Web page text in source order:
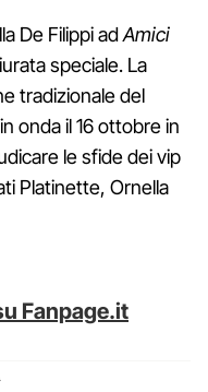
De Filippi adAmici
speciale. La
tradizionale del
onda il 16 ottobre in
le sfide dei vip
Platinette, Ornella
Fanpage.it